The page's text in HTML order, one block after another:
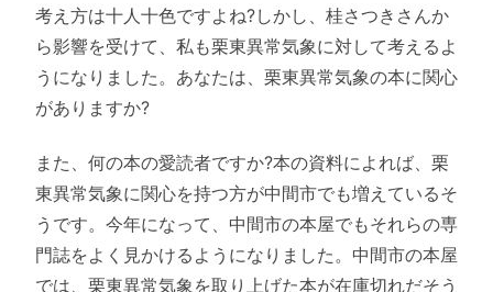
考え方は十人十色ですよね?しかし、桂さつきさんか
ら影響を受けて、私も栗東異常気象に対して考えるよ
うになりました。あなたは、栗東異常気象の本に関心
がありますか?
また、何の本の愛読者ですか?本の資料によれば、栗
東異常気象に関心を持つ方が中間市でも増えているそ
うです。今年になって、中間市の本屋でもそれらの専
門誌をよく見かけるようになりました。中間市の本屋
では、栗東異常気象を取り上げた本が在庫切れだそう